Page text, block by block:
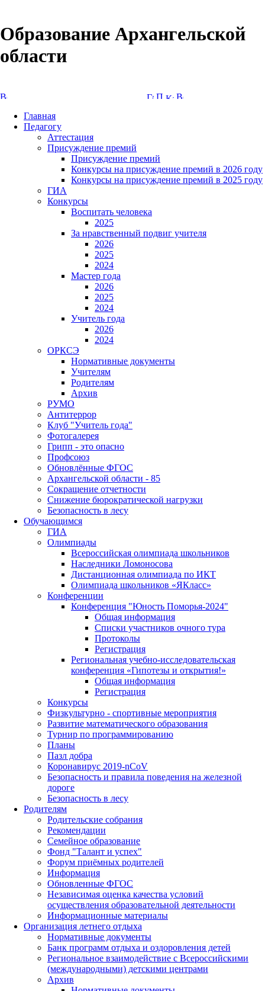
Образование Архангельской
области
Главная
Педагогу
Аттестация
Присуждение премий
Присуждение премий
Конкурсы на присуждение премий в 2026 году
Конкурсы на присуждение премий в 2025 году
ГИА
Конкурсы
Воспитать человека
2025
За нравственный подвиг учителя
2026
2025
2024
Мастер года
2026
2025
2024
Учитель года
2026
2024
ОРКСЭ
Нормативные документы
Учителям
Родителям
Архив
РУМО
Антитеррор
Клуб "Учитель года"
Фотогалерея
Грипп - это опасно
Профсоюз
Обновлённые ФГОС
Архангельской области - 85
Сокращение отчетности
Снижение бюрократической нагрузки
Безопасность в лесу
Обучающимся
ГИА
Олимпиады
Всероссийская олимпиада школьников
Наследники Ломоносова
Дистанционная олимпиада по ИКТ
Олимпиада школьников «ЯКласс»
Конференции
Конференция "Юность Поморья-2024"
Общая информация
Списки участников очного тура
Протоколы
Регистрация
Региональная учебно-исследовательская
конференция «Гипотезы и открытия!»
Общая информация
Регистрация
Конкурсы
Физкультурно - спортивные мероприятия
Развитие математического образования
Турнир по программированию
Планы
Пазл добра
Коронавирус 2019-nCoV
Безопасность и правила поведения на железной
дороге
Безопасность в лесу
Родителям
Родительские собрания
Рекомендации
Семейное образование
Фонд "Талант и успех"
Форум приёмных родителей
Информация
Обновленные ФГОС
Независимая оценка качества условий
осуществления образовательной деятельности
Информационные материалы
Организация летнего отдыха
Нормативные документы
Банк программ отдыха и оздоровления детей
Региональное взаимодействие с Всероссийскими
(международными) детскими центрами
Архив